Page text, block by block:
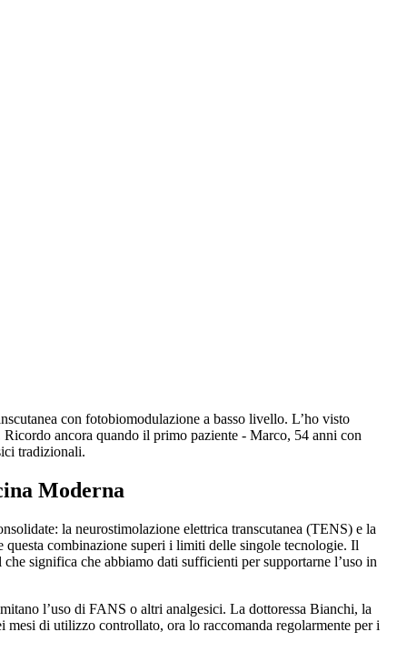
con fotobiomodulazione a basso livello. L’ho visto
ancora quando il primo paziente - Marco, 54 anni con
tradizionali.
Moderna
la neurostimolazione elettrica transcutanea (TENS) e la
combinazione superi i limiti delle singole tecnologie. Il
significa che abbiamo dati sufficienti per supportarne l’uso in
l’uso di FANS o altri analgesici. La dottoressa Bianchi, la
mesi di utilizzo controllato, ora lo raccomanda regolarmente per i